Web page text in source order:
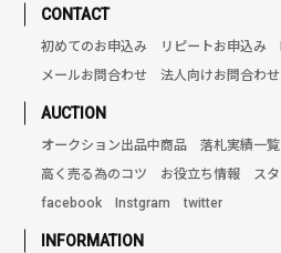
CONTACT
初めてのお申込み リピートお申込み
メールお問合わせ
法人向けお問合わせ
AUCTION
オークション出品中商品 落札実績一覧
高く売る為のコツ
お役立ち情報 ス
facebook
Instgram twitter
INFORMATION